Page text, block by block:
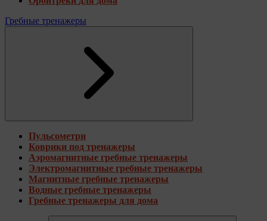
Гребные тренажеры
Пульсометри
Коврики под тренажеры
Аэромагнитные гребные тренажеры
Электромагнитные гребные тренажеры
Магнитные гребные тренажеры
Водные гребные тренажеры
Гребные тренажеры для дома